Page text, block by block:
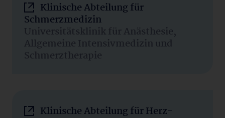
Klinische Abteilung für
Schmerzmedizin
Universitätsklinik für Anästhesie,
Allgemeine Intensivmedizin und
Schmerztherapie
Klinische Abteilung für Herz-